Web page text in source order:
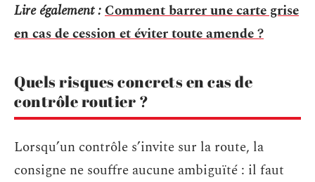
Lire également :Comment barrer une carte grise
en cas de cession et éviter toute amende ?
Quels risques concrets en cas de
contrôle routier ?
Lorsqu’un contrôle s’invite sur la route, la
consigne ne souffre aucune ambiguïté : il faut